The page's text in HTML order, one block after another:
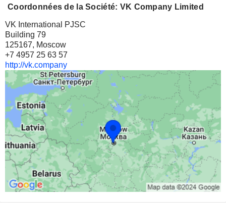
Coordonnées de la Société: VK Company Limited
VK International PJSC
Building 79
125167, Moscow
+7 4957 25 63 57
http://vk.company